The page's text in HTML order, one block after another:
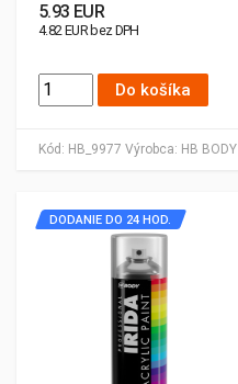
Kód: HB_9977 Výrobca: HB BODY
5.93 EUR
4.82 EUR bez DPH
Do košíka
DODANIE DO 24 HOD.